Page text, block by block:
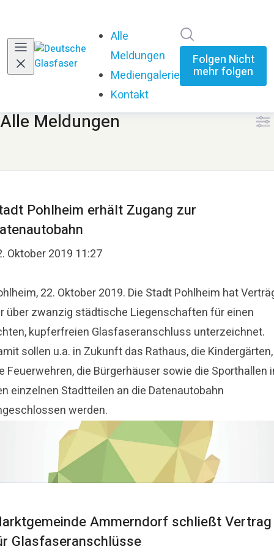
Alle
Meldungen
Mediengalerie
Kontakt
Folgen Nicht
mehr folgen
Alle Meldungen
Pohlheim erhält Zugang zur
Oktober 2019 11:27
22. Oktober 2019. Die Stadt Pohlheim hat
über zwanzig städtische Liegenschaften für einen
kupferfreien Glasfaseranschluss unterzeichnet.
sollen u.a. in Zukunft das Rathaus, die Kindergärten,
Feuerwehren, die Bürgerhäuser sowie die Sporthallen
einzelnen Stadtteilen an die Datenautobahn
werden.
Ammerndorf schließt Vertrag
Glasfaseranschlüsse